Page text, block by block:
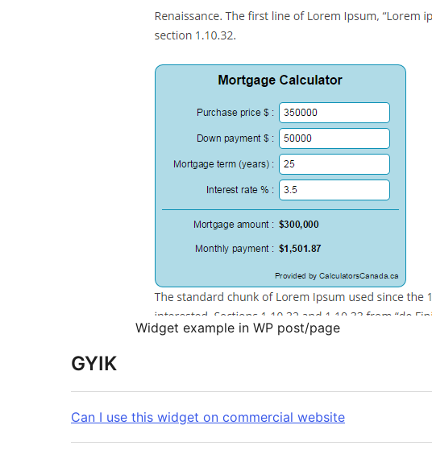
Widget example in WP post/page
GYIK
Can I use this widget on commercial website